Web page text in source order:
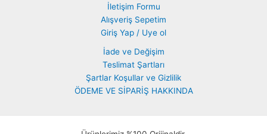
İletişim Formu
Alışveriş Sepetim
Giriş Yap / Uye ol
İade ve Değişim
Teslimat Şartları
Şartlar Koşullar ve Gizlilik
ÖDEME VE SİPARİŞ HAKKINDA